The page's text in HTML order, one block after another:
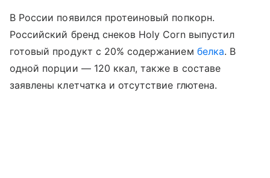
В России появился протеиновый попкорн.
Российский бренд снеков Holy Corn выпустил
готовый продукт с 20% содержанием белка. В
одной порции — 120 ккал, также в составе
заявлены клетчатка и отсутствие глютена.